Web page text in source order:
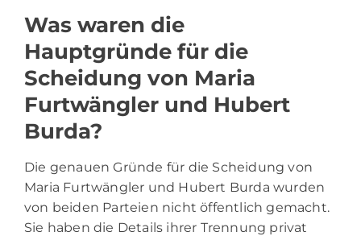
Was waren die
Hauptgründe für die
Scheidung von Maria
Furtwängler und Hubert
Burda?
Die genauen Gründe für die Scheidung von
Maria Furtwängler und Hubert Burda wurden
von beiden Parteien nicht öffentlich gemacht.
Sie haben die Details ihrer Trennung privat